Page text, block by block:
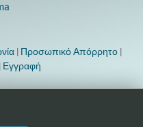
| Προσωπικό Απόρρητο|
Εγγραφή